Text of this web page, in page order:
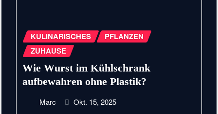
KULINARISCHES
PFLANZEN
ZUHAUSE
Wie Wurst im Kühlschrank
aufbewahren ohne Plastik?
Marc Okt. 15, 2025